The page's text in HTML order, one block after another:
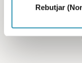
Rebutjar